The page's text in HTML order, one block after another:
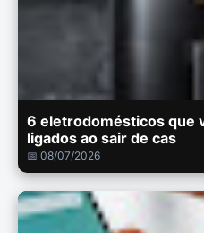
6 eletrodomésticos que
ligados ao sair de cas
📅 08/07/2026